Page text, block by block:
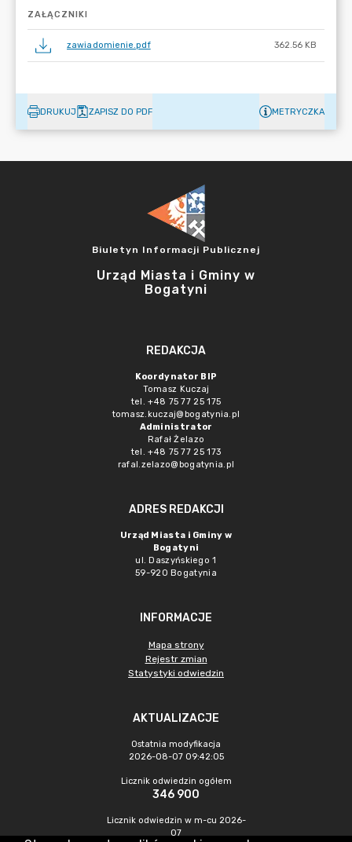
ZAŁĄCZNIKI
zawiadomienie.pdf 362.56 KB
DRUKUJ ZAPISZ DO PDF METRYCZKA
Biuletyn Informacji Publicznej
Urząd Miasta i Gminy w
Bogatyni
REDAKCJA
Koordynator BIP
Tomasz Kuczaj
tel. +48 75 77 25 175
tomasz.kuczaj@bogatynia.pl
Administrator
Rafał Żelazo
tel. +48 75 77 25 173
rafal.zelazo@bogatynia.pl
ADRES REDAKCJI
Urząd Miasta i Gminy w
Bogatyni
ul. Daszyńskiego 1
59-920 Bogatynia
INFORMACJE
Mapa strony
Rejestr zmian
Statystyki odwiedzin
AKTUALIZACJE
Ostatnia modyfikacja
2026-08-07 09:42:05
Licznik odwiedzin ogółem
346 900
Licznik odwiedzin w m-cu 2026-
07